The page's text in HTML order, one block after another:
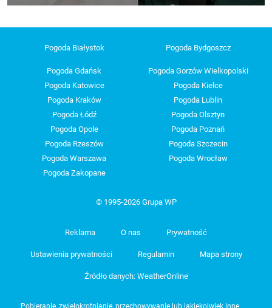
Pogoda Białystok Pogoda Bydgoszcz
Pogoda Gdańsk
Pogoda Gorzów Wielkopolski
Pogoda Katowice
Pogoda Kielce
Pogoda Kraków
Pogoda Lublin
Pogoda Łódź
Pogoda Olsztyn
Pogoda Opole
Pogoda Poznań
Pogoda Rzeszów
Pogoda Szczecin
Pogoda Warszawa
Pogoda Wrocław
Pogoda Zakopane
© 1995-2026 Grupa WP
Reklama O nas Prywatność
Ustawienia prywatności Regulamin Mapa strony
Źródło danych: WeatherOnline
Pobieranie, zwielokrotnianie, przechowywanie lub jakiekolwiek inne